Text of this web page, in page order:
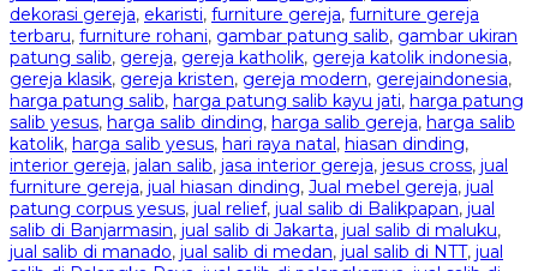
dekorasi gereja, ekaristi, furniture gereja, furniture gereja
terbaru, furniture rohani, gambar patung salib, gambar ukiran
patung salib, gereja, gereja katholik, gereja katolik indonesia,
gereja klasik, gereja kristen, gereja modern, gerejaindonesia,
harga patung salib, harga patung salib kayu jati, harga patung
salib yesus, harga salib dinding, harga salib gereja, harga salib
katolik, harga salib yesus, hari raya natal, hiasan dinding,
interior gereja, jalan salib, jasa interior gereja, jesus cross, jual
furniture gereja, jual hiasan dinding, Jual mebel gereja, jual
patung corpus yesus, jual relief, jual salib di Balikpapan, jual
salib di Banjarmasin, jual salib di Jakarta, jual salib di maluku,
jual salib di manado, jual salib di medan, jual salib di NTT, jual